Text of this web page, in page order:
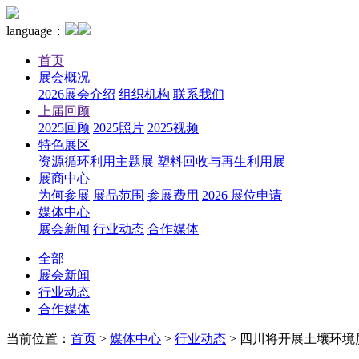
language：
首页
展会概况
2026展会介绍 组织机构 联系我们
上届回顾
2025回顾 2025照片 2025视频
特色展区
资源循环利用主题展 塑料回收与再生利用展
展商中心
为何参展 展品范围 参展费用 2026 展位申请
媒体中心
展会新闻 行业动态 合作媒体
全部
展会新闻
行业动态
合作媒体
当前位置： 首页 > 媒体中心 > 行业动态 > 四川将开展土壤环